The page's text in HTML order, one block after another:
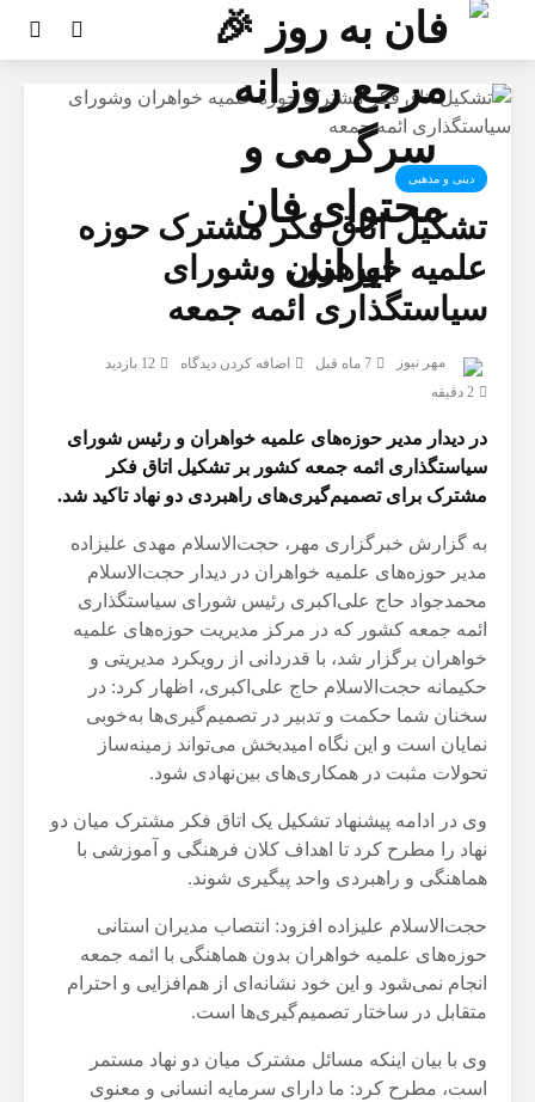
دینی و مذهبی
تشکیل اتاق فکر مشترک حوزه
علمیه خواهران وشورای
سیاستگذاری ائمه جمعه
مهر نیوز 7 ماه قبل اضافه کردن دیدگاه
12 بازدید
2 دقیقه
در دیدار مدیر حوزه‌های علمیه خواهران و رئیس شورای
سیاستگذاری ائمه جمعه کشور بر تشکیل اتاق فکر
مشترک برای تصمیم‌گیری‌های راهبردی دو نهاد تاکید شد.
به گزارش خبرگزاری مهر، حجت‌الاسلام مهدی علیزاده
مدیر حوزه‌های علمیه خواهران در دیدار حجت‌الاسلام
محمدجواد حاج علی‌اکبری رئیس شورای سیاستگذاری
ائمه جمعه کشور که در مرکز مدیریت حوزه‌های علمیه
خواهران برگزار شد، با قدردانی از رویکرد مدیریتی و
حکیمانه حجت‌الاسلام حاج علی‌اکبری، اظهار کرد: در
سخنان شما حکمت و تدبیر در تصمیم‌گیری‌ها به‌خوبی
نمایان است و این نگاه امیدبخش می‌تواند زمینه‌ساز
تحولات مثبت در همکاری‌های بین‌نهادی شود.
وی در ادامه پیشنهاد تشکیل یک اتاق فکر مشترک میان دو
نهاد را مطرح کرد تا اهداف کلان فرهنگی و آموزشی با
هماهنگی و راهبردی واحد پیگیری شوند.
حجت‌الاسلام علیزاده افزود: انتصاب مدیران استانی
حوزه‌های علمیه خواهران بدون هماهنگی با ائمه جمعه
انجام نمی‌شود و این خود نشانه‌ای از هم‌افزایی و احترام
متقابل در ساختار تصمیم‌گیری‌ها است.
وی با بیان اینکه مسائل مشترک میان دو نهاد مستمر
است، مطرح کرد: ما دارای سرمایه انسانی و معنوی